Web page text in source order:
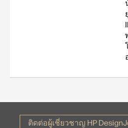
ติดต่อผู้เชี่ยวชาญ HP